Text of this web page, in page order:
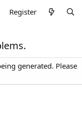
Register
generated. Please